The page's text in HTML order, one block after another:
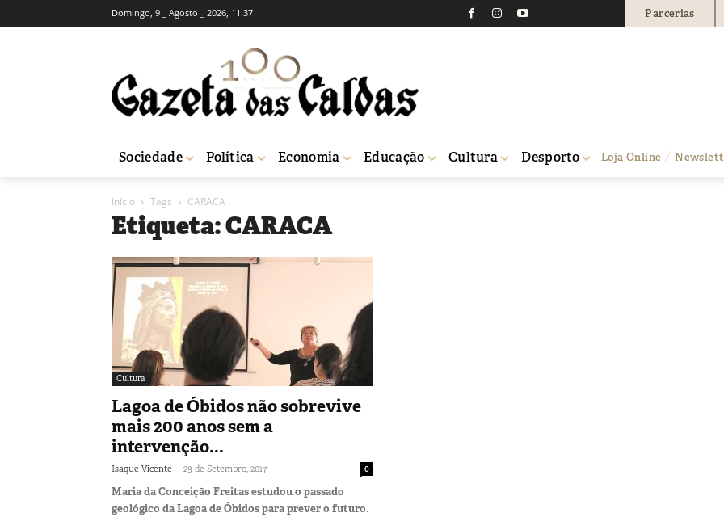
Domingo, 9 _ Agosto _ 2026, 11:37 Parcerias
Sociedade Política Economia Educação Cultura Desporto Loja Online
Início Tags CARACA
Etiqueta: CARACA
Cultura
Lagoa de Óbidos não sobrevive
mais 200 anos sem a
intervenção...
Isaque Vicente - 29 de Setembro, 2017 0
Maria da Conceição Freitas estudou o passado
geológico da Lagoa de Óbidos para prever o futuro.